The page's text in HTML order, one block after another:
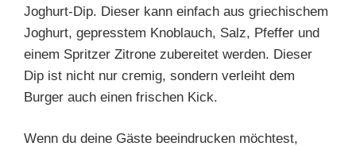
Joghurt-Dip. Dieser kann einfach aus griechischem
Joghurt, gepresstem Knoblauch, Salz, Pfeffer und
einem Spritzer Zitrone zubereitet werden. Dieser
Dip ist nicht nur cremig, sondern verleiht dem
Burger auch einen frischen Kick.
Wenn du deine Gäste beeindrucken möchtest,